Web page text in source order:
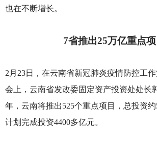
也在不断增长。
7省推出25万亿重点项
2 月23日，在云南省新冠肺炎疫情防控工
会上，云南省发改委固定资产投资处处长
年，云南将推出525个重点项目，总投资
计划完成投资4400多亿元。